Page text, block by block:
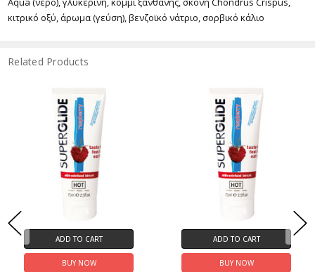
κιτρικό οξύ, άρωμα (γεύση), βενζοϊκό νάτριο, σορβικό κάλιο
Related Products
ADD TO CART
BUY NOW
ADD TO CART
BUY NOW